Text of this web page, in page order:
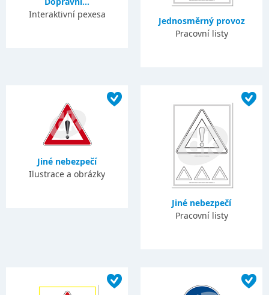
Interaktivní pexesa
Jednosměrný provoz
Pracovní listy
Jiné nebezpečí
Ilustrace a obrázky
Jiné nebezpečí
Pracovní listy